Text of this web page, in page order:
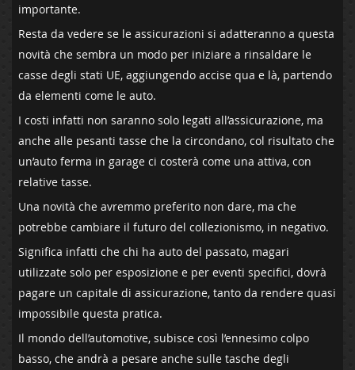
importante.
Resta da vedere se le assicurazioni si adatteranno a questa
novità che sembra un modo per iniziare a rinsaldare le
casse degli stati UE, aggiungendo accise qua e là, partendo
da elementi come le auto.
I costi infatti non saranno solo legati all’assicurazione, ma
anche alle pesanti tasse che la circondano, col risultato che
un’auto ferma in garage ci costerà come una attiva, con
relative tasse.
Una novità che avremmo preferito non dare, ma che
potrebbe cambiare il futuro del collezionismo, in negativo.
Significa infatti che chi ha auto del passato, magari
utilizzate solo per esposizione e per eventi specifici, dovrà
pagare un capitale di assicurazione, tanto da rendere quasi
impossibile questa pratica.
Il mondo dell’automotive, subisce così l’ennesimo colpo
basso, che andrà a pesare anche sulle tasche degli